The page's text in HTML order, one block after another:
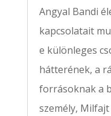
Angyal Bandi
kapcsolatait
e különleges
hátterének, a
forrásoknak a
személy,